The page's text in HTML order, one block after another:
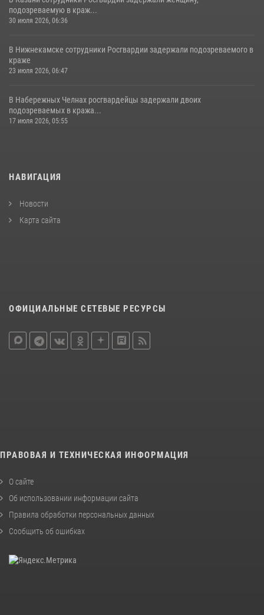
подозреваемую в краж...
30 июля 2026, 06:36
В Нижнекамске сотрудники Росгвардии задержали подозреваемого в
краже
23 июля 2026, 06:47
В Набережных Челнах росгвардейцы задержали двоих
подозреваемых в кража...
17 июля 2026, 05:55
НАВИГАЦИЯ
Новости
Карта сайта
ОФИЦИАЛЬНЫЕ СЕТЕВЫЕ РЕСУРСЫ
ПРАВОВАЯ И ТЕХНИЧЕСКАЯ ИНФОРМАЦИЯ
О сайте
Об использовании информации сайта
Правила обработки персональных данных
Сообщить об ошибках